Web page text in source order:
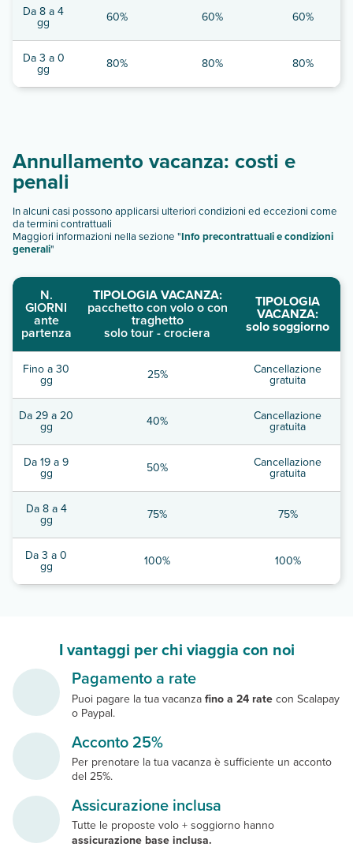
Da 8 a 4
gg 60% 60% 60%
Da 3 a 0
gg 80% 80% 80%
Annullamento vacanza: costi e
penali
In alcuni casi possono applicarsi ulteriori condizioni ed eccezioni come
da termini contrattuali
Maggiori informazioni nella sezione "Info precontrattuali e condizioni
generali"
N.
GIORNI
ante
partenza
TIPOLOGIA VACANZA:
pacchetto con volo o con
traghetto
solo tour - crociera
TIPOLOGIA
VACANZA:
solo soggiorno
Fino a 30
gg 25% Cancellazione
gratuita
Da 29 a 20
gg 40% Cancellazione
gratuita
Da 19 a 9
gg 50% Cancellazione
gratuita
Da 8 a 4
gg 75% 75%
Da 3 a 0
gg 100% 100%
I vantaggi per chi viaggia con noi
Pagamento a rate
Puoi pagare la tua vacanza fino a 24 rate con Scalapay
o Paypal.
Acconto 25%
Per prenotare la tua vacanza è sufficiente un acconto
del 25%.
Assicurazione inclusa
Tutte le proposte volo + soggiorno hanno
assicurazione base inclusa.